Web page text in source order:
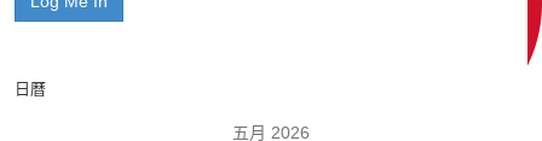
日曆
五月 2026